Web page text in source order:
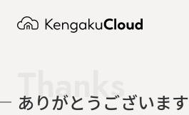
Thanks
ありがとうございます